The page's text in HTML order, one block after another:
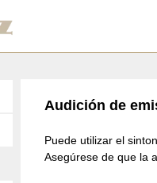
Audición de
Puede utilizar el
Asegúrese de que la